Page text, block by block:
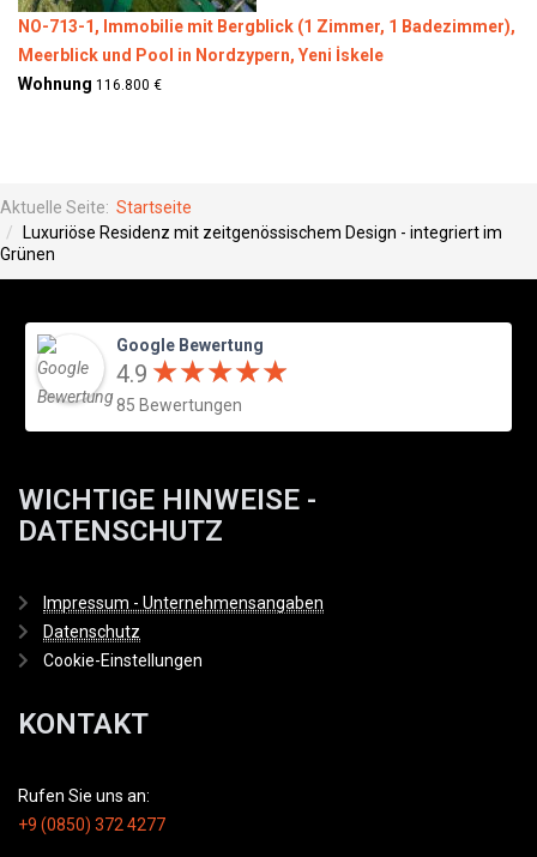
NO-713-1, Immobilie mit Bergblick (1 Zimmer, 1 Badezimmer),
Meerblick und Pool in Nordzypern, Yeni İskele
Wohnung 116.800 €
Aktuelle Seite: Startseite
Luxuriöse Residenz mit zeitgenössischem Design - integriert im
Grünen
Google Bewertung
4.9 ★★★★★
★★★★★
85 Bewertungen
WICHTIGE HINWEISE -
DATENSCHUTZ
Impressum - Unternehmensangaben
Datenschutz
Cookie-Einstellungen
KONTAKT
Rufen Sie uns an:
+9 (0850) 372 4277